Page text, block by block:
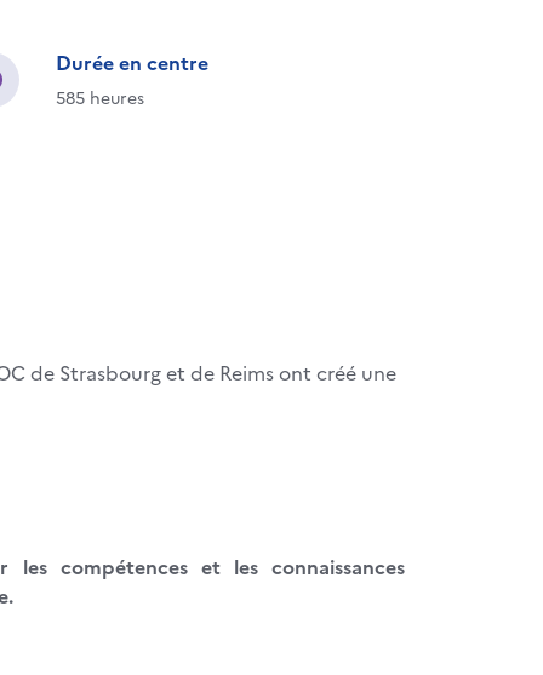
Durée en centre
585 heures
de Strasbourg et de Reims ont créé une
compétences et les connaissances